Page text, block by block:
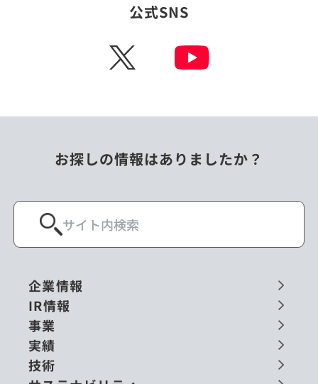
公式SNS
X
お探しの情報はありましたか？
企業情報
IR情報
事業
実績
技術